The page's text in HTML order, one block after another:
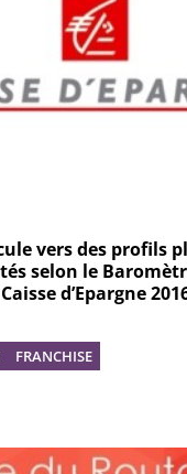
vers des profils
selon le
d’Epargne
FRANCHISE